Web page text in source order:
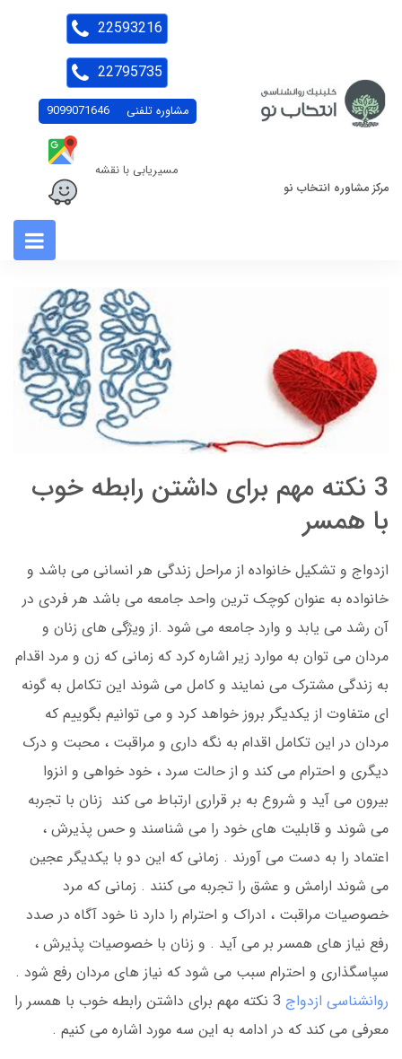
مرکز مشاوره انتخاب نو
مشاوره تلفنی 9099071646
مسیریابی با نقشه
22593216
22795735
3 نکته مهم برای داشتن رابطه خوب
با همسر
ازدواج و تشکیل خانواده از مراحل زندگی هر انسانی می باشد و
خانواده به عنوان کوچک ترین واحد جامعه می باشد هر فردی در
آن رشد می یابد و وارد جامعه می شود .از ویژگی های زنان و
مردان می توان به موارد زیر اشاره کرد که زمانی که زن و مرد اقدام
به زندگی مشترک می نمایند و کامل می شوند این تکامل به گونه
ای متفاوت از یکدیگر بروز خواهد کرد و می توانیم بگوییم که
مردان در این تکامل اقدام به نگه داری و مراقبت ، محبت و درک
دیگری و احترام می کند و از حالت سرد ، خود خواهی و انزوا
بیرون می آید و شروع به بر قراری ارتباط می کند زنان با تجربه
می شوند و قابلیت های خود را می شناسند و حس پذیرش ،
اعتماد را به دست می آورند . زمانی که این دو با یکدیگر عجین
می شوند ارامش و عشق را تجربه می کنند . زمانی که مرد
خصوصیات مراقبت ، ادراک و احترام را دارد نا خود آگاه در صدد
رفع نیاز های همسر بر می آید . و زنان با خصوصیات پذیرش ،
سپاسگذاری و احترام سبب می شود که نیاز های مردان رفع شود .
روانشناسی ازدواج
3 نکته مهم برای داشتن رابطه خوب با همسر را
معرفی می کند که در ادامه به این سه مورد اشاره می کنیم .